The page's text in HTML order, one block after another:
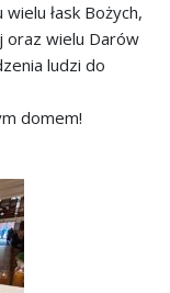
łask Bożych,
oraz wielu Darów
ludzi do
domem!